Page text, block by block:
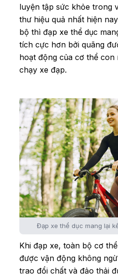
luyện tập sức khỏe trong
thư hiệu quả nhất hiện
bộ thì đạp xe thể dục
tích cực hơn bởi quãng
hoạt động của cơ thể con
chạy xe đạp.
Đạp xe thể dục mang lại
Khi đạp xe, toàn bộ cơ
được vận động không
trao đổi chất và đảo thải